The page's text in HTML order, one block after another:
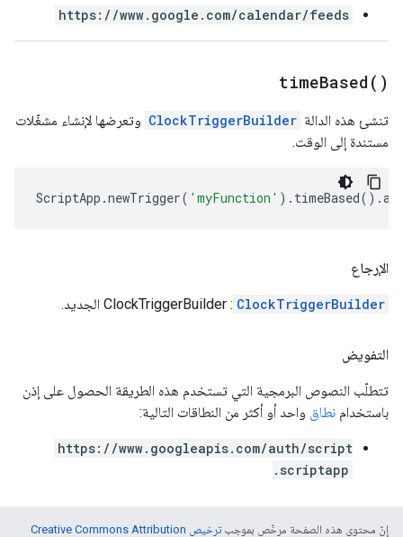
https://www.google.com/calendar/feeds
timeBased( )
تنشئ هذه الدالة ClockTriggerBuilder وتعرضها لإنشاء مشغّلات
مستندة إلى الوقت.
ScriptApp .newTrigger( 'myFunction' ). timeBased().
الإرجاع
ClockTriggerBuilder : ClockTriggerBuilder الجديد.
التفويض
تتطلّب النصوص البرمجية التي تستخدم هذه الطريقة الحصول على إذن
باستخدام نطاق واحد أو أكثر من النطاقات التالية:
https://www.googleapis.com/auth/script
.scriptapp
إنّ محتوى هذه الصفحة مرخّص بموجب
ترخيص Creative Commons Attribution